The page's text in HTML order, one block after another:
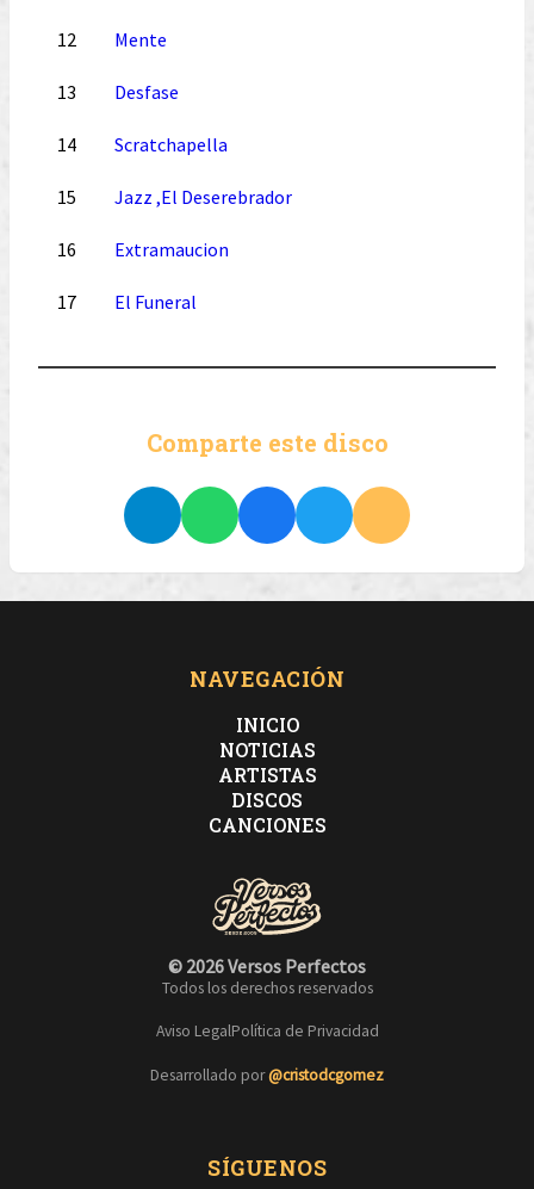
12 Mente
13 Desfase
14 Scratchapella
15 Jazz ,El Deserebrador
16 Extramaucion
17 El Funeral
Comparte este disco
NAVEGACIÓN
INICIO
NOTICIAS
ARTISTAS
DISCOS
CANCIONES
© 2026 Versos Perfectos
Todos los derechos reservados
Aviso LegalPolítica de Privacidad
Desarrollado por@cristodcgomez
SÍGUENOS